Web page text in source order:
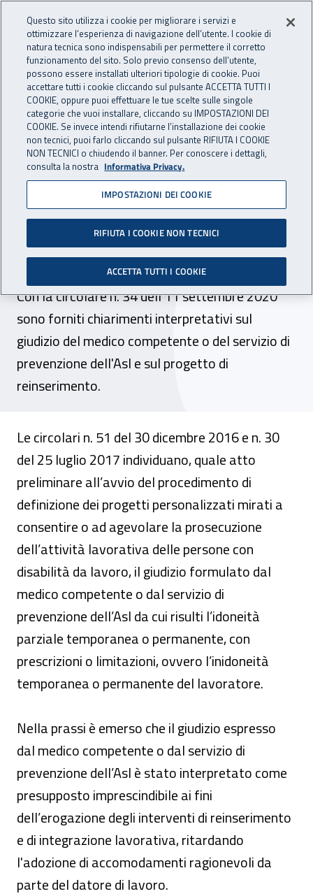
INAIL - Istituto Nazionale
Apri cerca
Navigazione principale
Navigazione - Ti trovi in:
Home Inail comunica Avvisi
Regolamento per il
reinserimento e
l’integrazione lavorativa
delle persone con disabilità
da lavoro: chiarimenti
Con la circolare n. 34 dell'11 settembre 2020
sono forniti chiarimenti interpretativi sul
giudizio del medico competente o del servizio di
prevenzione dell'Asl e sul progetto di
reinserimento.
Le circolari n. 51 del 30 dicembre 2016 e n. 30
del 25 luglio 2017 individuano, quale atto
preliminare all’avvio del procedimento di
definizione dei progetti personalizzati mirati a
consentire o ad agevolare la prosecuzione
dell’attività lavorativa delle persone con
disabilità da lavoro, il giudizio formulato dal
medico competente o dal servizio di
prevenzione dell’Asl da cui risulti l’idoneità
parziale temporanea o permanente, con
prescrizioni o limitazioni, ovvero l’inidoneità
temporanea o permanente del lavoratore.
Nella prassi è emerso che il giudizio espresso
dal medico competente o dal servizio di
prevenzione dell’Asl è stato interpretato come
presupposto imprescindibile ai fini
dell’erogazione degli interventi di reinserimento
e di integrazione lavorativa, ritardando
l'adozione di accomodamenti ragionevoli da
parte del datore di lavoro.
Questo sito utilizza i cookie per migliorare i servizi e
ottimizzare l’esperienza di navigazione dell’utente. I cookie di
natura tecnica sono indispensabili per permettere il corretto
funzionamento del sito. Solo previo consenso dell’utente,
possono essere installati ulteriori tipologie di cookie. Puoi
accettare tutti i cookie cliccando sul pulsante ACCETTA TUTTI I
COOKIE, oppure puoi effettuare le tue scelte sulle singole
categorie che vuoi installare, cliccando su IMPOSTAZIONI DEI
COOKIE. Se invece intendi rifiutarne l’installazione dei cookie
non tecnici, puoi farlo cliccando sul pulsante RIFIUTA I COOKIE
NON TECNICI o chiudendo il banner. Per conoscere i dettagli,
consulta la nostra Informativa Privacy.
IMPOSTAZIONI DEI COOKIE
RIFIUTA I COOKIE NON TECNICI
ACCETTA TUTTI I COOKIE